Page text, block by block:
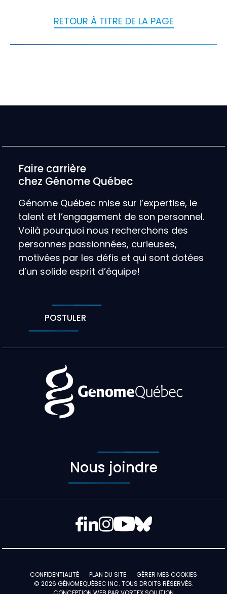
RETOUR À TITRE DE LA PAGE
Faire carrière
chez Génome Québec
Génome Québec mise sur l’expertise, le
talent et l’engagement de son personnel.
Voilà pourquoi nous recherchons des
personnes passionnées, curieuses,
motivées par les défis et qui sont dotées
d’un solide esprit d’équipe!
POSTULER
Facebook
LinkedIn
Instagram
YouTube
Bluesky
Nous joindre
© 2026 GÉNOMEQUÉBEC INC. TOUS DROITS RÉSERVÉS.
CONFIDENTIALITÉ PLAN DU SITE GÉRER MES COOKIES